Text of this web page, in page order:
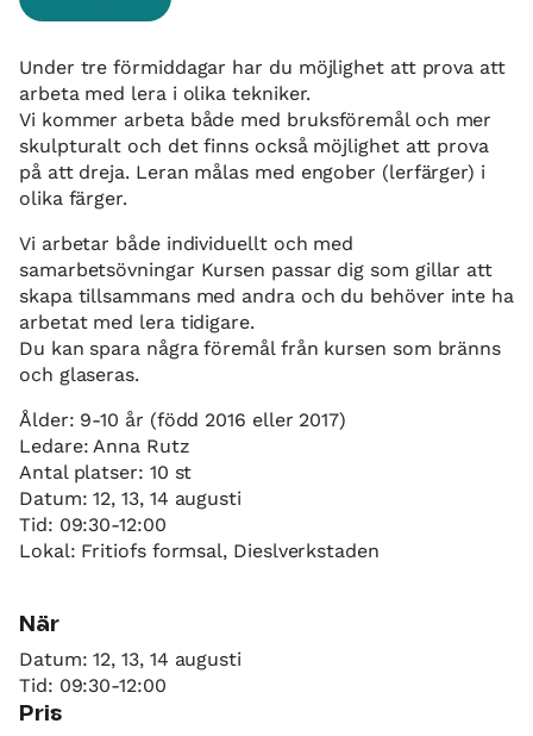
Under tre förmiddagar har du möjlighet att prova att
arbeta med lera i olika tekniker.
Vi kommer arbeta både med bruksföremål och mer
skulpturalt och det finns också möjlighet att prova
på att dreja. Leran målas med engober (lerfärger) i
olika färger.
Vi arbetar både individuellt och med
samarbetsövningar Kursen passar dig som gillar att
skapa tillsammans med andra och du behöver inte ha
arbetat med lera tidigare.
Du kan spara några föremål från kursen som bränns
och glaseras.
Ålder: 9-10 år (född 2016 eller 2017)
Ledare: Anna Rutz
Antal platser: 10 st
Datum: 12, 13, 14 augusti
Tid: 09:30-12:00
Lokal: Fritiofs formsal, Dieslverkstaden
När
Datum: 12, 13, 14 augusti
Tid: 09:30-12:00
Pris